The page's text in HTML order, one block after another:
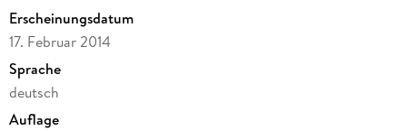
Erscheinungsdatum
17. Februar 2014
Sprache
deutsch
Auflage